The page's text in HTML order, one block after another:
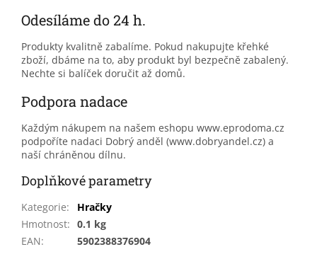
Odesíláme do 24 h.
Produkty kvalitně zabalíme. Pokud nakupujte křehké
zboží, dbáme na to, aby produkt byl bezpečně zabalený.
Nechte si balíček doručit až domů.
Podpora nadace
Každým nákupem na našem eshopu www.eprodoma.cz
podpoříte nadaci Dobrý anděl (www.dobryandel.cz) a
naší chráněnou dílnu.
Doplňkové parametry
Kategorie:
Hračky
Hmotnost: 0.1 kg
EAN: 5902388376904